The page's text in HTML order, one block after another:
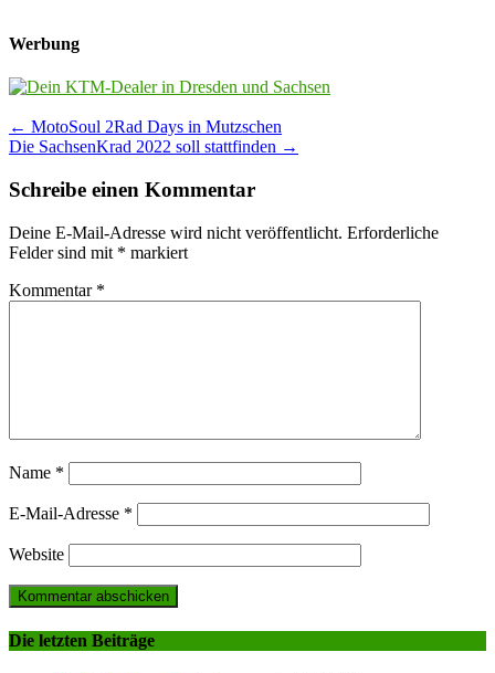
Werbung
Post
navigation
← MotoSoul 2Rad Days in Mutzschen
Die SachsenKrad 2022 soll stattfinden →
Schreibe einen Kommentar
Deine E-Mail-Adresse wird nicht veröffentlicht. Erforderliche
Felder sind mit * markiert
Kommentar *
Name *
E-Mail-Adresse *
Website
Die letzten Beiträge